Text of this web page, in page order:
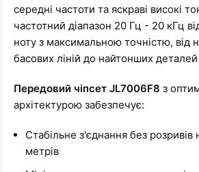
середні частоти та яскраві високі
частотний діапазон 20 Гц - 20 кГц
ноту з максимальною точністю, від
басових ліній до найтонших
Передовий чіпсет JL7006F8 з
архітектурою забезпечує:
Стабільне з'єднання без розривів
метрів